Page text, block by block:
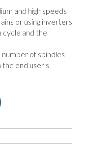
and high speeds
or using inverters
and the
of spindles
the end user's